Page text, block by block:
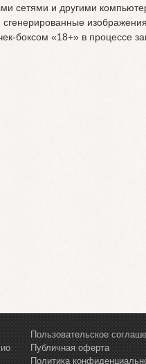
сетями и другими
боксом «18+» в процессе
Пользовательское
Публичная оферта
Политика